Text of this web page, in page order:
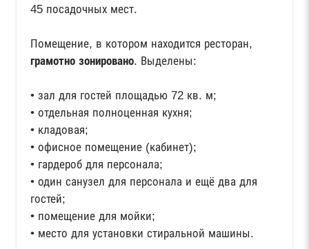
45 посадочных мест.
Помещение, в котором находится ресторан,
грамотно зонировано. Выделены:
• зал для гостей площадью 72 кв. м;
• отдельная полноценная кухня;
• кладовая;
• офисное помещение (кабинет);
• гардероб для персонала;
• один санузел для персонала и ещё два для
гостей;
• помещение для мойки;
• место для установки стиральной машины.